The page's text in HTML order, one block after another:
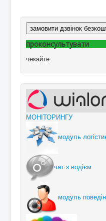
замовити дзвінок
проконсультувати
чекайте
МОНІТОРИНГУ
модуль
чат з водієм
модуль